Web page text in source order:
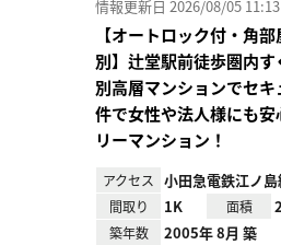
情報更新日 2026/08/05 11:13
【オートロック付・角
別】辻堂駅前徒歩圏内
別高層マンションでセ
件で女性や法人様にも安
リーマンション！
アクセス 小田急電鉄江ノ島
間取り 1K 面積
築年数 2005年 8月 築